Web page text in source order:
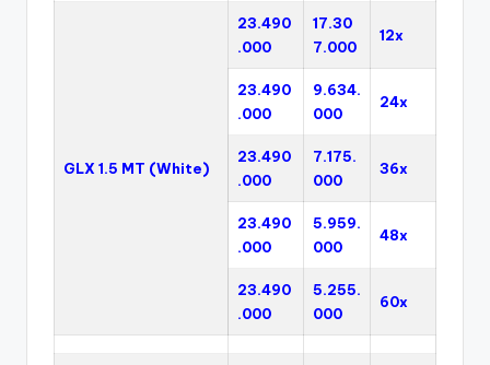
GLX 1.5 MT (White)
23.490
.000
17.30
7.000
12x
23.490
.000
9.634.
000
24x
23.490
.000
7.175.
000
36x
23.490
.000
5.959.
000
48x
23.490
.000
5.255.
000
60x